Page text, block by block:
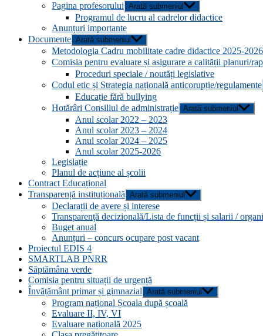
Pagina profesorului Arată submeniul
Programul de lucru al cadrelor didactice
Anunțuri importante
Documente Arată submeniul
Metodologia Cadru mobilitate cadre didactice 2025-2026
Comisia pentru evaluare și asigurare a calității planuri/
Proceduri speciale / noutăți legislative
Codul etic și Strategia națională anticorupție/regulamente
Educație fără bullying
Hotărâri Consiliul de administrație Arată submeniul
Anul scolar 2022 – 2023
Anul scolar 2023 – 2024
Anul scolar 2024 – 2025
Anul scolar 2025-2026
Legislație
Planul de acțiune al școlii
Contract Educațional
Transparență instituțională Arată submeniul
Declarații de avere și interese
Transparență decizională/Lista de funcții și salarii /
Buget anual
Anunțuri – concurs ocupare post vacant
Proiectul EDIS 4
SMARTLAB PNRR
Săptămâna verde
Comisia pentru situații de urgență
Învățământ primar și gimnazial Arată submeniul
Program național Școala după școală
Evaluare II, IV, VI
Evaluare națională 2025